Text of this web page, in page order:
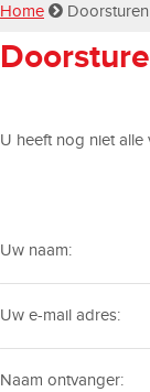
Home Doorsturen
U heeft nog niet alle
Uw naam:
Uw e-mail adres:
Naam ontvanger: